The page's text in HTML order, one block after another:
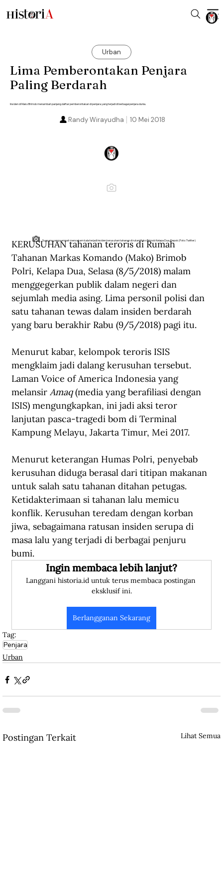
Urban
Lima Pemberontakan Penjara
Paling Berdarah
Insiden di Mako Brimob menambah panjang daftar pemberontakan di penjara yang terjadi di berbagai penjara dunia.
10 Mei 2018
Randy Wirayudha
Suasana yang sempat mencekam kala terjadi insiden kerusuhan tahanan di rutan Mako Brimob Kelapa Dua, Depok (Foto: Twitter)
KERUSUHAN tahanan teroris di Rumah
Tahanan Markas Komando (Mako) Brimob
Polri, Kelapa Dua, Selasa (8/5/2018) malam
menggegerkan publik dalam negeri dan
sejumlah media asing. Lima personil polisi dan
satu tahanan tewas dalam insiden berdarah
yang baru berakhir Rabu (9/5/2018) pagi itu.
Menurut kabar, kelompok teroris ISIS
mengklaim jadi dalang kerusuhan tersebut.
Laman Voice of America Indonesia yang
melansir Amaq (media yang berafiliasi dengan
ISIS) mengungkapkan, ini jadi aksi teror
lanjutan pasca-tragedi bom di Terminal
Kampung Melayu, Jakarta Timur, Mei 2017.
Menurut keterangan Humas Polri, penyebab
kerusuhan diduga berasal dari titipan makanan
untuk salah satu tahanan ditahan petugas.
Ketidakterimaan si tahanan lalu memicu
konflik. Kerusuhan teredam dengan korban
jiwa, sebagaimana ratusan insiden serupa di
masa lalu yang terjadi di berbagai penjuru
bumi.
Ingin membaca lebih lanjut?
Langgani historia.id untuk terus membaca postingan
eksklusif ini.
Berlangganan Sekarang
Tag:
Penjara
Urban
Postingan Terkait Lihat Semua